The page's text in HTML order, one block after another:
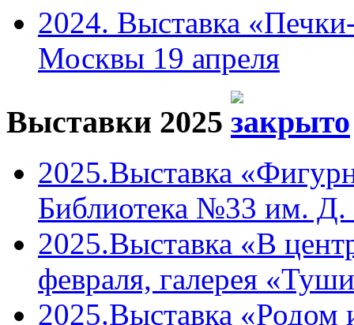
2024. Выставка
Москвы 19 апреля
Выставки 2025
2025.Выставка
Библиотека №33 им.
2025.Выставка «В
февраля, галерея
2025.Выставка